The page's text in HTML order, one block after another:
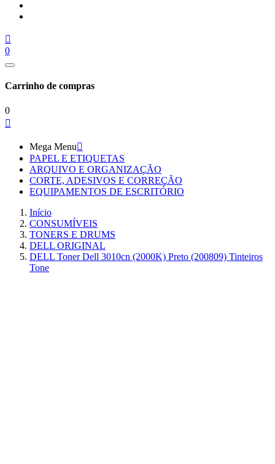

0
Carrinho de compras
0

Mega Menu
PAPEL E ETIQUETAS
ARQUIVO E ORGANIZAÇÃO
CORTE, ADESIVOS E CORREÇÃO
EQUIPAMENTOS DE ESCRITÓRIO
Início
CONSUMÍVEIS
TONERS E DRUMS
DELL ORIGINAL
DELL Toner Dell 3010cn (2000K) Preto (200809) Tinteiros
Tone